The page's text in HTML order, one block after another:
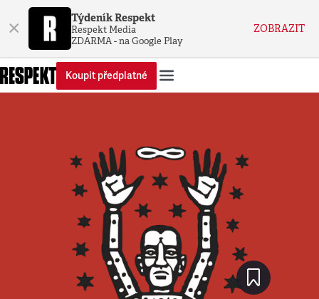
× Týdeník Respekt
Respekt Media
ZDARMA - na Google Play
ZOBRAZIT
Koupit předplatné